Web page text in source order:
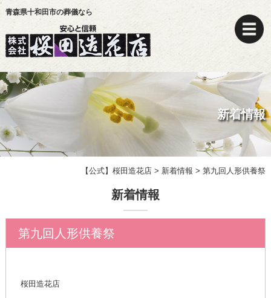
青森県十和田市の葬儀なら
新着情報
【公式】桜田造花店 > 新着情報 >第九回人形供養祭
新着情報
第九回人形供養祭
桜田造花店